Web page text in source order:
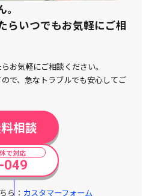
らいつでもお気軽にご相
お気軽にご相談ください。
で、急なトラブルでも安心してご
相談
で対応
049
ら： カスタマーフォーム